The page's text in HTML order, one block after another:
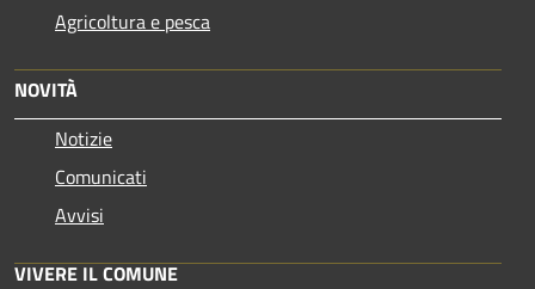
Agricoltura e pesca
NOVITÀ
Notizie
Comunicati
Avvisi
VIVERE IL COMUNE